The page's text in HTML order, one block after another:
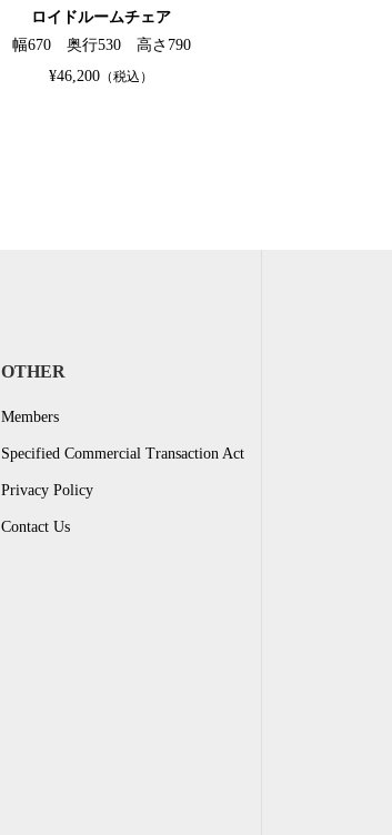
ロイドルームチェア
幅670 奥行530 高さ790
¥46,200 （税込）
OTHER
Members
Specified Commercial Transaction Act
Privacy Policy
Contact Us